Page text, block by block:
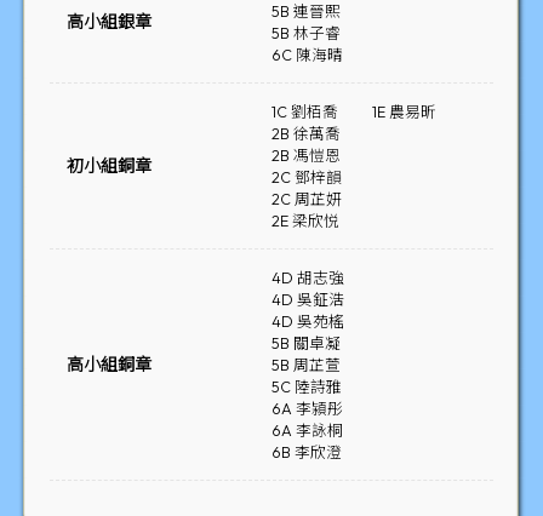
高小組銀章
5B 連晉熙
5B 林子睿
6C 陳海晴
初小組銅章
1C 劉栢喬
1E 農易昕
2B 徐萬喬
2B 馮愷恩
2C 鄧梓韻
2C 周芷妍
2E 梁欣悦
高小組銅章
4D 胡志強
4D 吳鉦浩
4D 吳苑榣
5B 關卓凝
5B 周芷萱
5C 陸詩雅
6A 李潁彤
6A 李詠桐
6B 李欣澄